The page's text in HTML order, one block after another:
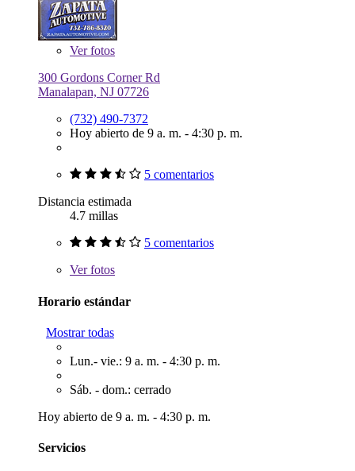
Verfotos
300 Gordons Corner Rd
Manalapan, NJ 07726
(732) 490-7372
Hoy abierto de 9 a. m. - 4:30 p. m.
5 comentarios
Distancia estimada
4.7 millas
5 comentarios
Verfotos
Horario estándar
Mostrar todas
Lun.- vie.: 9 a. m. - 4:30 p. m.
Sáb. - dom.: cerrado
Hoy abierto de 9 a. m. - 4:30 p. m.
Servicios